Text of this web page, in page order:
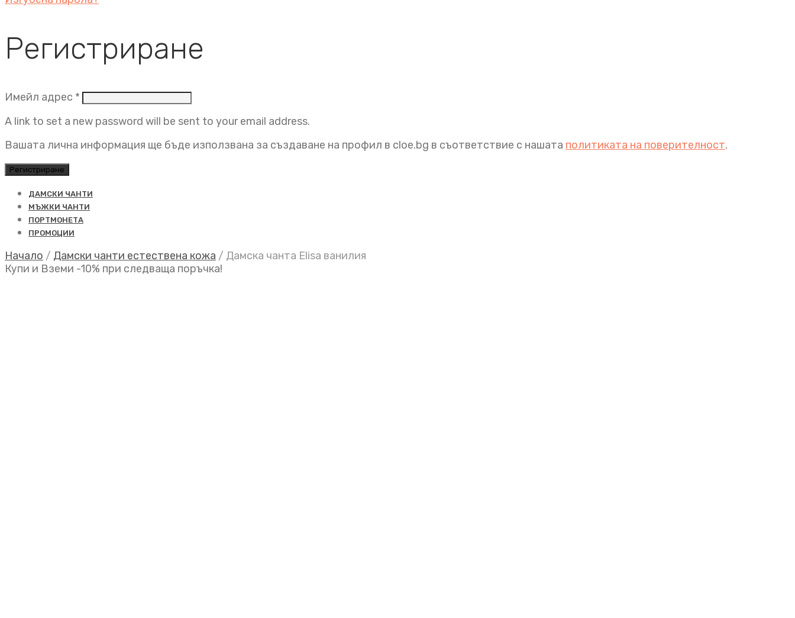
Регистриране
Имейл адрес * Задължително
A link to set a new password will be sent to your email address.
Вашата лична информация ще бъде използвана за създаване на профил в cloe.bg в съответствие с нашата политиката на поверителност.
Регистриране
ДАМСКИ ЧАНТИ
МЪЖКИ ЧАНТИ
ПОРТМОНЕТА
ПРОМОЦИИ
Начало / Дамски чанти естествена кожа / Дамска чанта Elisa ванилия
Купи и Вземи -10% при следваща поръчка!